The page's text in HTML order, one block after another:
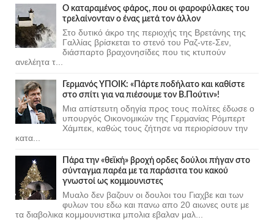
Ο καταραμένος φάρος, που οι φαροφύλακες του
τρελαίνονταν ο ένας μετά τον άλλον
Στο δυτικό άκρο της περιοχής της Βρετάνης της
Γαλλίας βρίσκεται το στενό του Ραζ-ντε-Σεν,
διάσπαρτο βραχονησίδες που τις κτυπούν
ανελέητα τ...
Γερμανός ΥΠΟΙΚ: «Πάρτε ποδήλατο και καθίστε
στο σπίτι για να πιέσουμε τον Β.Πούτιν»!
Μια απίστευτη οδηγία προς τους πολίτες έδωσε ο
υπουργός Οικονομικών της Γερμανίας Ρόμπερτ
Χάμπεκ, καθώς τους ζήτησε να περιορίσουν την
κατα...
Πάρα την «θεϊκή» βροχή ορδες δούλοι πήγαν στο
σύνταγμα παρέα με τα παράσιτα του κακού
γνωστοί ως κομμουνιστες
Μυαλο δεν βαζουν οι δουλοι του Γιαχβε και των
φυλων του εδω και πανω απο 20 αιωνες ουτε με
τα διαβολικα κομμουνιστικα μπολια εβαλαν μαλ...